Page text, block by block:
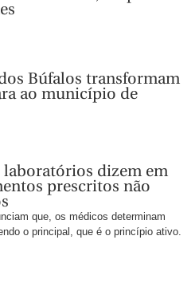
Búfalos transformam
ao município de
laboratórios dizem em
prescritos não
que, os médicos determinam
o principal, que é o princípio ativo.